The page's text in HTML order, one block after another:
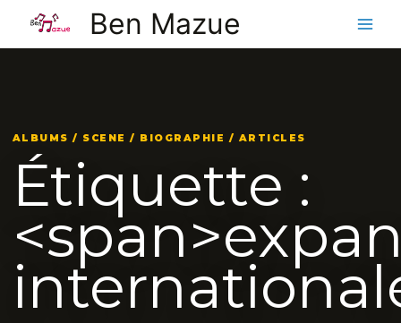
contenu
Ben Mazue
ALBUMS / SCENE / BIOGRAPHIE / ARTICLES
Étiquette :